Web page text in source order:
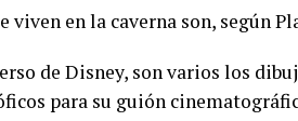
viven en la caverna son, según
de Disney, son varios los
para su guión